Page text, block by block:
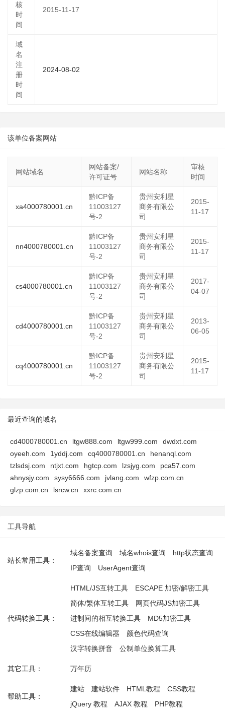
核
时
间
2015-11-17
域
名
注
册
时
间
2024-08-02
该单位备案网站
网站域名
网站备案/
许可证号
网站名称
审核
时间
xa4000780001.cn
黔ICP备
11003127
号-2
贵州安利星
商务有限公
司
2015-
11-17
nn4000780001.cn
黔ICP备
11003127
号-2
贵州安利星
商务有限公
司
2015-
11-17
cs4000780001.cn
黔ICP备
11003127
号-2
贵州安利星
商务有限公
司
2017-
04-07
cd4000780001.cn
黔ICP备
11003127
号-2
贵州安利星
商务有限公
司
2013-
06-05
cq4000780001.cn
黔ICP备
11003127
号-2
贵州安利星
商务有限公
司
2015-
11-17
最近查询的域名
cd4000780001.cn ltgw888.com ltgw999.com
dwdxt.com
oyeeh.com
1yddj.com cq4000780001.cn
henanql.com
tzlsdsj.com
ntjxt.com hgtcp.com lzsjyg.com
pca57.com
ahnysjy.com
sysy6666.com jvlang.com
wfzp.com.cn
glzp.com.cn
lsrcw.cn xxrc.com.cn
工具导航
站长常用工具：
域名备案查询 域名whois查询
http状态查询
IP查询
UserAgent查询
代码转换工具：
HTML/JS互转工具
ESCAPE 加密/解密工具
简体/繁体互转工具
网页代码JS加密工具
进制间的相互转换工具
MD5加密工具
CSS在线编辑器
颜色代码查询
汉字转换拼音
公制单位换算工具
其它工具： 万年历
帮助工具：
建站 建站软件 HTML教程
CSS教程
jQuery 教程
AJAX 教程 PHP教程